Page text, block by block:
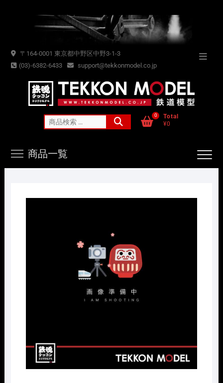
〒164-0001 東京都中野区中野3-1-3
(03)-6382-6433
support@tekkonmodel.co.jp
索
0
Total
¥0
商品一覧